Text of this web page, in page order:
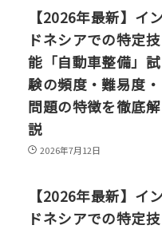
【2026年最新】イ
ドネシアでの特定技
能「自動車整備」試
験の頻度・難易度・
問題の特徴を徹底解
説
2026年7月12日
【2026年最新】イ
ドネシアでの特定技